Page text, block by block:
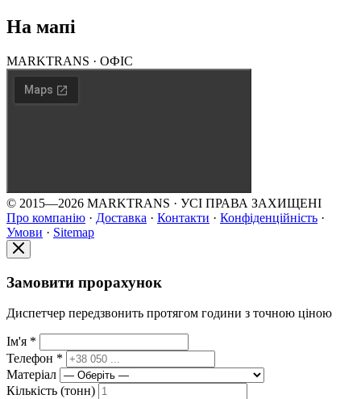
На мапі
MARKTRANS · ОФІС
© 2015—2026 MARKTRANS · УСІ ПРАВА ЗАХИЩЕНІ
Про компанію · Доставка · Контакти · Конфіденційність ·
Умови · Sitemap
Замовити прорахунок
Диспетчер передзвонить протягом години з точною ціною
Ім'я *
Телефон *
Матеріал
Кількість (тонн)